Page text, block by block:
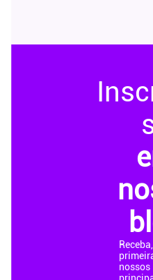
nossos